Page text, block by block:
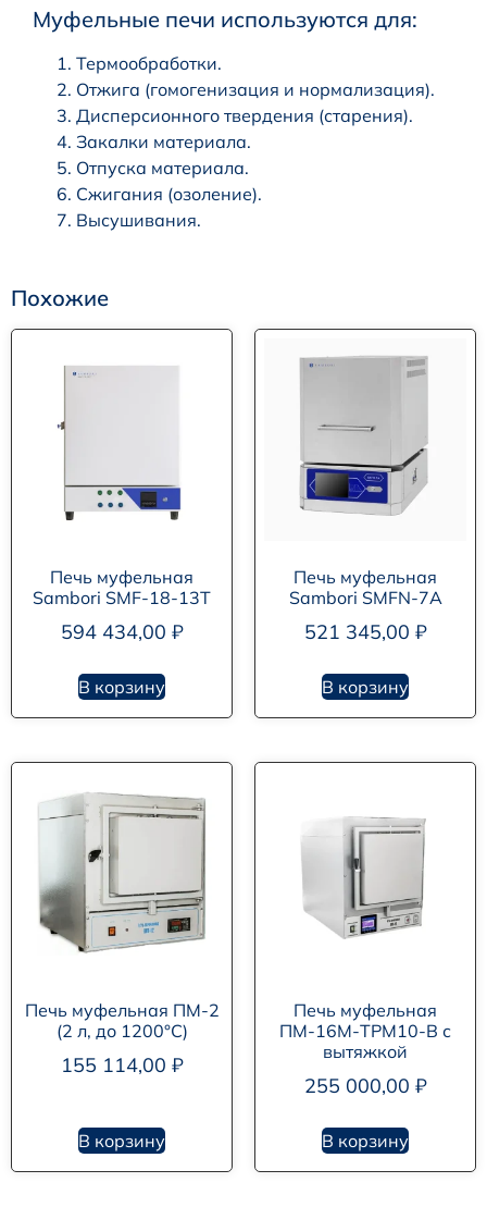
Муфельные печи используются для:
Термообработки.
Отжига (гомогенизация и нормализация).
Дисперсионного твердения (старения).
Закалки материала.
Отпуска материала.
Сжигания (озоление).
Высушивания.
Похожие
Печь муфельная
Sambori SMF-18-13T
594 434,00 ₽
В корзину
Печь муфельная
Sambori SMFN-7A
521 345,00 ₽
В корзину
Печь муфельная ПМ-2
(2 л, до 1200°С)
155 114,00 ₽
В корзину
Печь муфельная
ПМ-16М-ТРМ10-В с
вытяжкой
255 000,00 ₽
В корзину